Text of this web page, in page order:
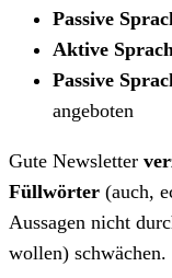
Passive
Aktive
Passive
angeboten
Gute Newsletter
Füllwörter (auch,
Aussagen nicht
wollen) schwächen.